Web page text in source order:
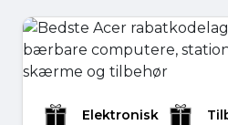
Elektronisk